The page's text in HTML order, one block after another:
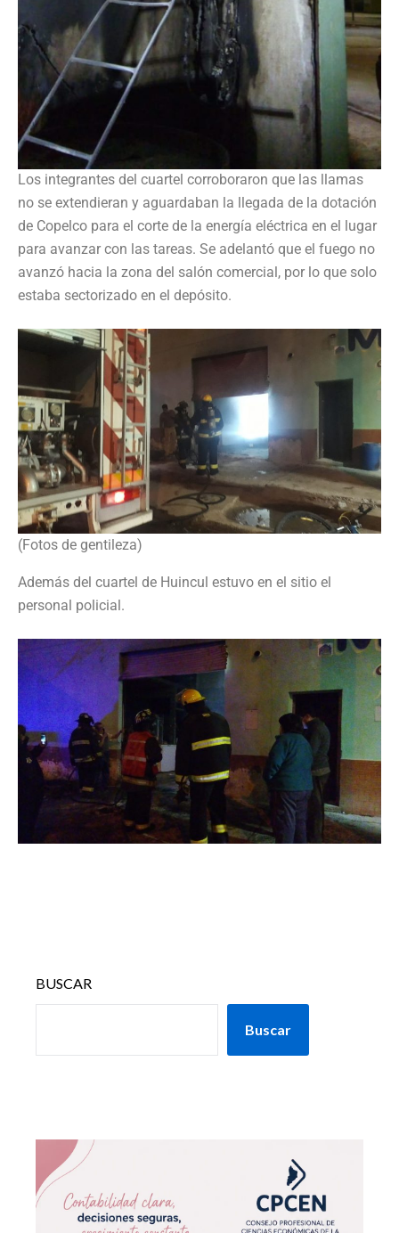
Los integrantes del cuartel corroboraron que las llamas
no se extendieran y aguardaban la llegada de la dotación
de Copelco para el corte de la energía eléctrica en el lugar
para avanzar con las tareas. Se adelantó que el fuego no
avanzó hacia la zona del salón comercial, por lo que solo
estaba sectorizado en el depósito.
(Fotos de gentileza)
Además del cuartel de Huincul estuvo en el sitio el
personal policial.
BUSCAR
Buscar